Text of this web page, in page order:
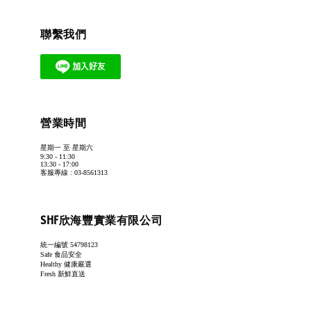
聯繫我們
營業時間
星期一 至 星期六
9:30 - 11:30
13:30 - 17:00
客服專線 : 03-8561313
SHF欣海豐實業有限公司
統一編號 54798123
Safe 食品安全
Healthy 健康嚴選
Fresh 新鮮直送